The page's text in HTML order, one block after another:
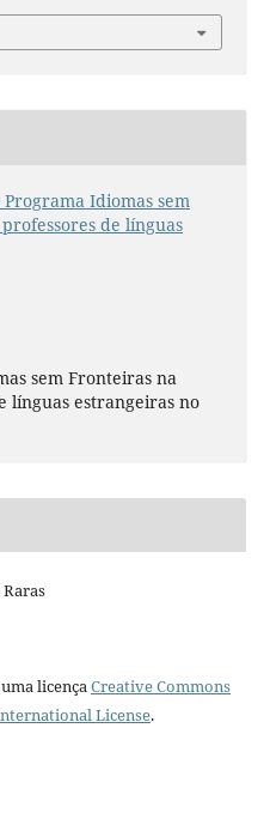
Idiomas sem
de línguas
sem Fronteiras na
línguas estrangeiras no
licençaCreative Commons
License.